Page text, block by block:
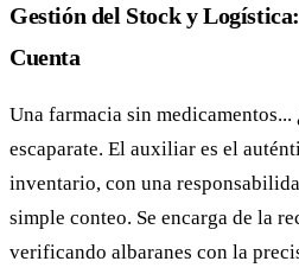
Gestión del Stock y
Cuenta
Una farmacia sin medicamentos...
escaparate. El auxiliar es el
inventario, con una
simple conteo. Se encarga de la
verificando albaranes con la